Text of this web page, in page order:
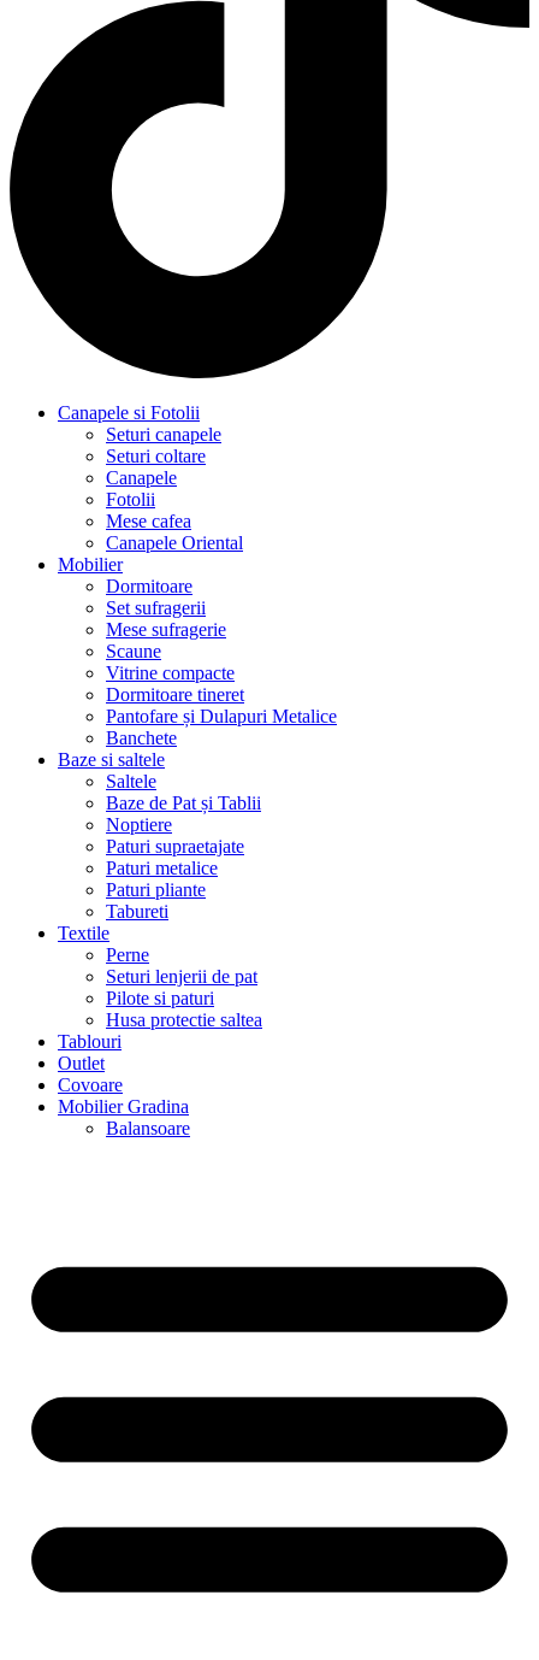
Canapele si Fotolii
Seturi canapele
Seturi coltare
Canapele
Fotolii
Mese cafea
Canapele Oriental
Mobilier
Dormitoare
Set sufragerii
Mese sufragerie
Scaune
Vitrine compacte
Dormitoare tineret
Pantofare și Dulapuri Metalice
Banchete
Baze si saltele
Saltele
Baze de Pat și Tablii
Noptiere
Paturi supraetajate
Paturi metalice
Paturi pliante
Tabureti
Textile
Perne
Seturi lenjerii de pat
Pilote si paturi
Husa protectie saltea
Tablouri
Outlet
Covoare
Mobilier Gradina
Balansoare